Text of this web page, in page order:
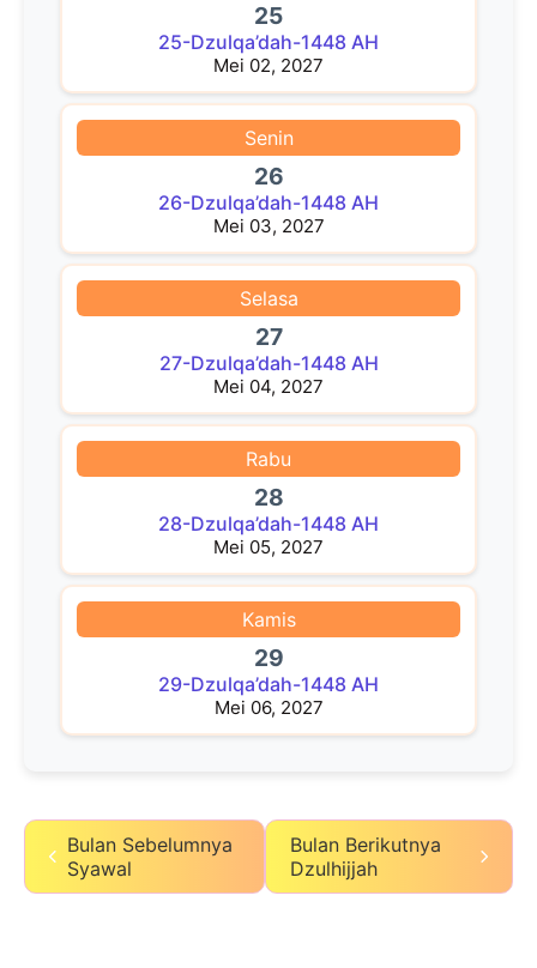
25
25-Dzulqa’dah-1448 AH
Mei 02, 2027
Senin
26
26-Dzulqa’dah-1448 AH
Mei 03, 2027
Selasa
27
27-Dzulqa’dah-1448 AH
Mei 04, 2027
Rabu
28
28-Dzulqa’dah-1448 AH
Mei 05, 2027
Kamis
29
29-Dzulqa’dah-1448 AH
Mei 06, 2027
Bulan Sebelumnya
Syawal
Bulan Berikutnya
Dzulhijjah